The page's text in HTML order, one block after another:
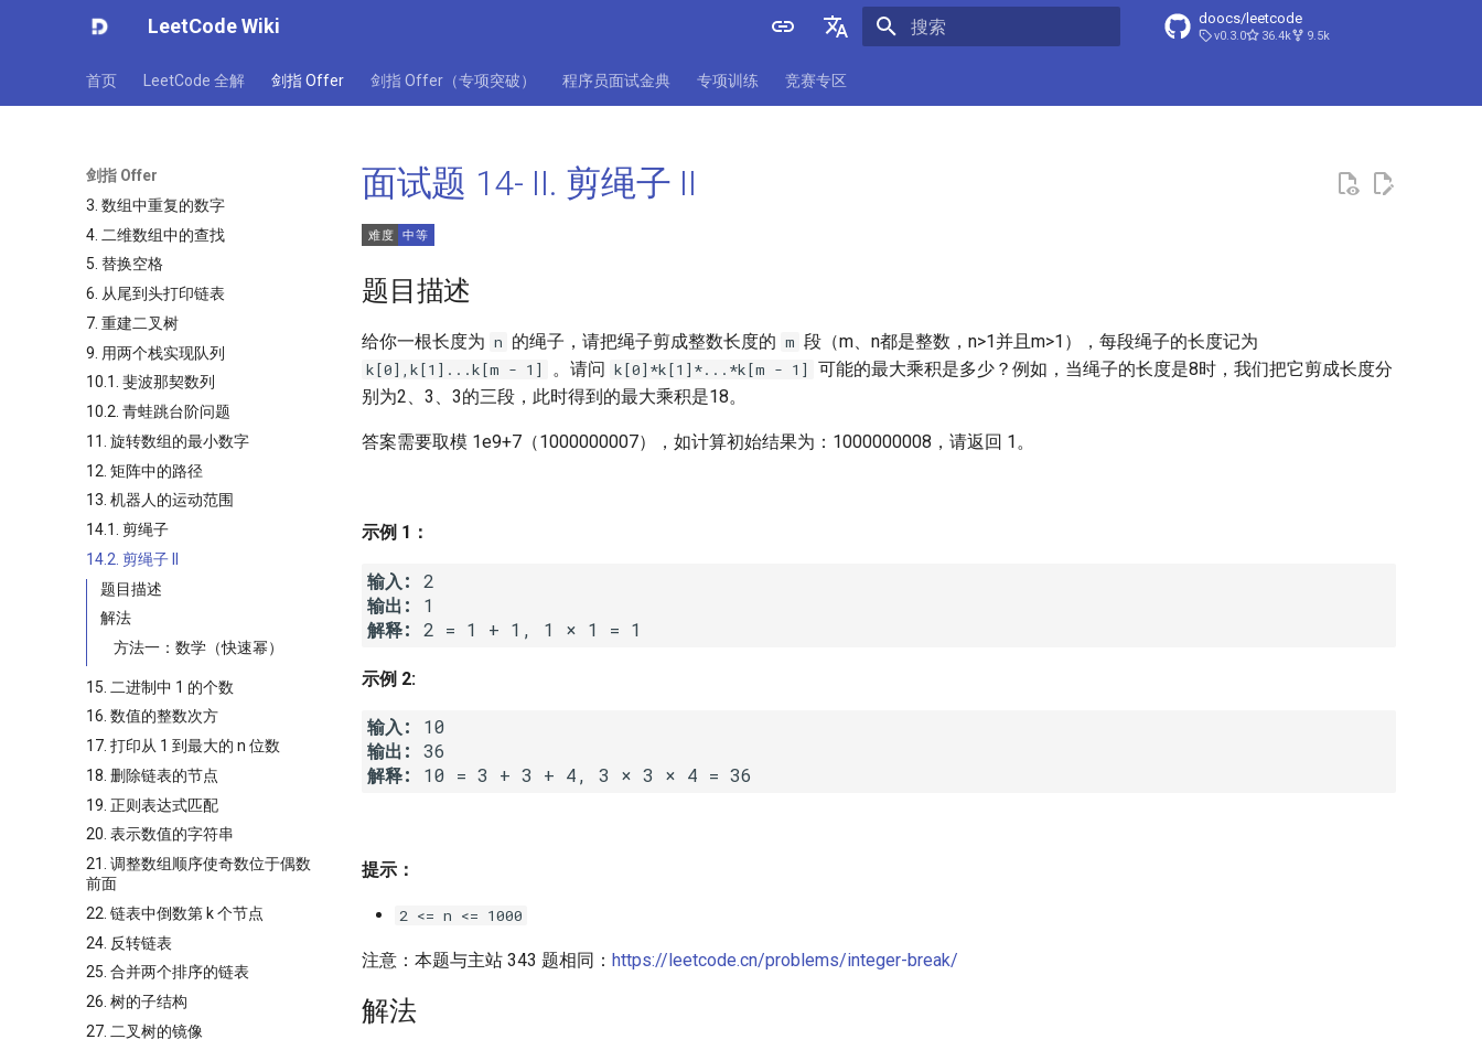
LeetCode Wiki
English
doocs/leetcode
v0.3.0 36.4k 9.5k
首页 LeetCode 全解 剑指 Offer 剑指 Offer（专项突破） 程序员面试金典 专项训练 竞赛专区
剑指 Offer
3. 数组中重复的数字
4. 二维数组中的查找
5. 替换空格
6. 从尾到头打印链表
7. 重建二叉树
9. 用两个栈实现队列
10.1. 斐波那契数列
10.2. 青蛙跳台阶问题
11. 旋转数组的最小数字
12. 矩阵中的路径
13. 机器人的运动范围
14.1. 剪绳子
14.2. 剪绳子 II
题目描述
解法
方法一：数学（快速幂）
15. 二进制中 1 的个数
16. 数值的整数次方
17. 打印从 1 到最大的 n 位数
18. 删除链表的节点
19. 正则表达式匹配
20. 表示数值的字符串
21. 调整数组顺序使奇数位于偶数
前面
22. 链表中倒数第 k 个节点
24. 反转链表
25. 合并两个排序的链表
26. 树的子结构
27. 二叉树的镜像
面试题 14- II. 剪绳子 II
题目描述
给你一根长度为 n 的绳子，请把绳子剪成整数长度的 m 段（m、n都是整数，n>1并且m>1），每段绳子的长度记为
k[0],k[1]...k[m - 1] 。请问 k[0]*k[1]*...*k[m - 1]
可能的最大乘积是多少？例如，当绳子的长度是8时，我们把它剪成长度分
别为2、3、3的三段，此时得到的最大乘积是18。
答案需要取模 1e9+7（1000000007），如计算初始结果为：1000000008，请返回 1。
示例 1：
输入:
输出:
解释: 2 = 1 + 1, 1 × 1 = 1
示例 2:
输入:
输出:
解释: 10 = 3 + 3 + 4, 3 × 3 × 4 = 36
提示：
2 <= n <= 1000
注意：本题与主站 343 题相同： https://leetcode.cn/problems/integer-break/
解法